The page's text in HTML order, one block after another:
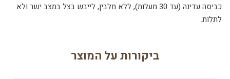
כביסה עדינה (עד 30 מעלות), ללא מלבין, לייבש בצל במצב ישר ולא
לתלות.
ביקורות על המוצר